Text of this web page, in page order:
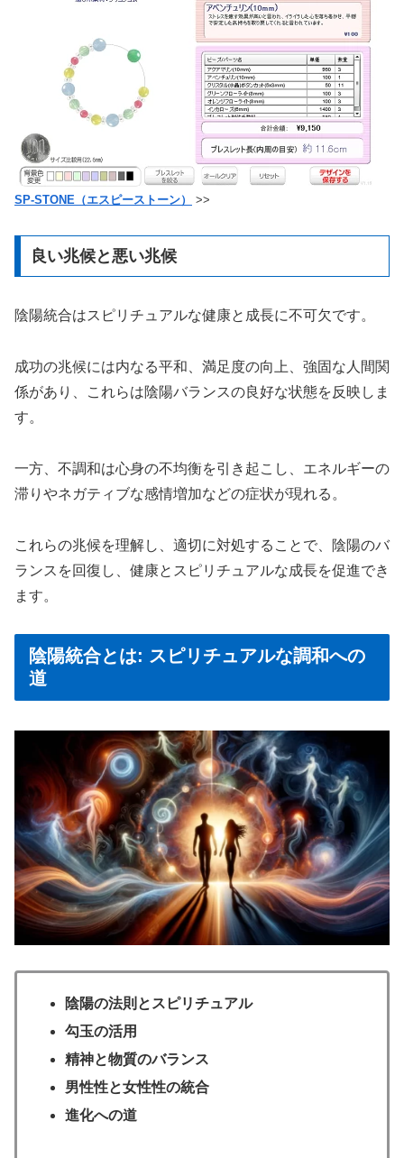
SP-STONE（エスピーストーン） >>
良い兆候と悪い兆候
陰陽統合はスピリチュアルな健康と成長に不可欠です。
成功の兆候には内なる平和、満足度の向上、強固な人間関
係があり、これらは陰陽バランスの良好な状態を反映しま
す。
一方、不調和は心身の不均衡を引き起こし、エネルギーの
滞りやネガティブな感情増加などの症状が現れる。
これらの兆候を理解し、適切に対処することで、陰陽のバ
ランスを回復し、健康とスピリチュアルな成長を促進でき
ます。
陰陽統合とは: スピリチュアルな調和への
道
陰陽の法則とスピリチュアル
勾玉の活用
精神と物質のバランス
男性性と女性性の統合
進化への道